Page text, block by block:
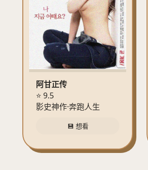
阿甘正传
⭐ 9.5
影史神作·奔跑人生
💾 想看